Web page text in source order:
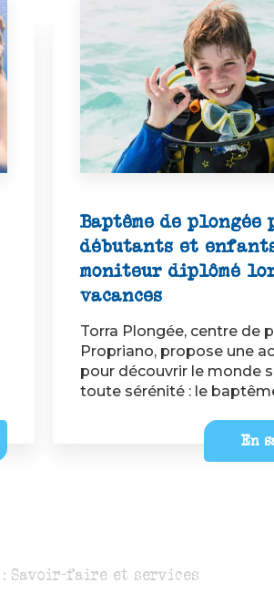
Baptême de plongée
débutants et
moniteur diplômé
vacances
Torra Plongée, centre de
Propriano, propose une
pour découvrir le monde
toute sérénité : le
En
: Savoir-faire et services